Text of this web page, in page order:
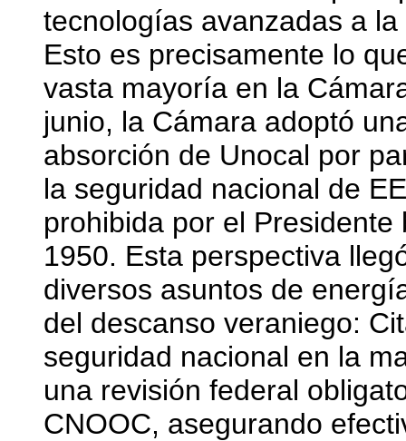
tecnologías avanzadas a
Esto es precisamente lo
vasta mayoría en la
junio, la Cámara adoptó
absorción de Unocal por
la seguridad nacional de
prohibida por el
1950. Esta perspectiva
diversos asuntos de
del descanso veraniego:
seguridad nacional en la
una revisión federal
CNOOC, asegurando